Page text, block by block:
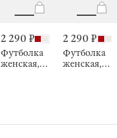
2 290 ₽
Футболка
женская,
2 290 ₽
Футболка
женская,